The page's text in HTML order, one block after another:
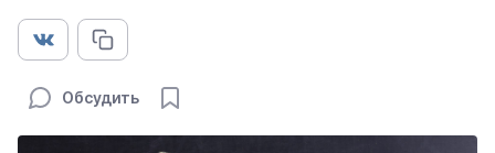
Обсудить